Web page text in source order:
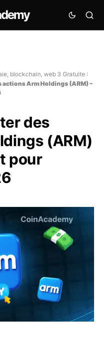
blockchain, web 3 Gratuite :
actions Arm Holdings (ARM) –
des
(ARM)
pour